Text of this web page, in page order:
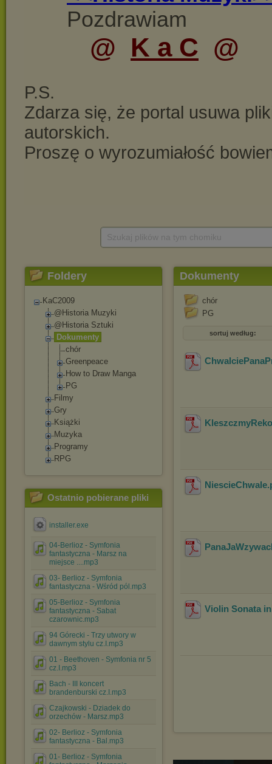
Foldery
KaC2009
@Historia Muzyki
@Historia Sztuki
Dokumenty
chór
Greenpeace
How to Draw Manga
PG
Filmy
Gry
Książki
Muzyka
Programy
RPG
Ostatnio pobierane pliki
installer.exe
04-Berlioz - Symfonia
fantastyczna - Marsz na
miejsce ....mp3
03- Berlioz - Symfonia
fantastyczna - Wśród pól.mp3
05-Berlioz - Symfonia
fantastyczna - Sabat
czarownic.mp3
94 Górecki - Trzy utwory w
dawnym stylu cz.I.mp3
01 - Beethoven - Symfonia nr 5
cz.I.mp3
Bach - III koncert
brandenburski cz.I.mp3
Czajkowski - Dziadek do
orzechów - Marsz.mp3
02- Berlioz - Symfonia
fantastyczna - Bal.mp3
01- Berlioz - Symfonia
Dokumenty
chór
PG
sortuj według:
NiescieChwale
Violin Sonata